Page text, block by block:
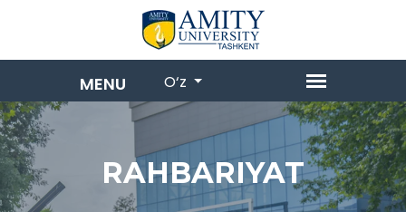
O‘z
RAHBARIYAT